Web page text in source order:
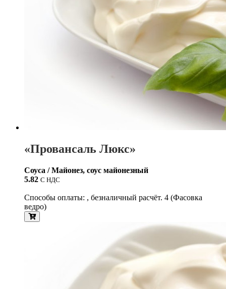
«Провансаль Люкс»
Соуса / Майонез, соус майонезный
5.82 С НДС
Способы оплаты: , безналичный расчёт. 4 (Фасовка
ведро)